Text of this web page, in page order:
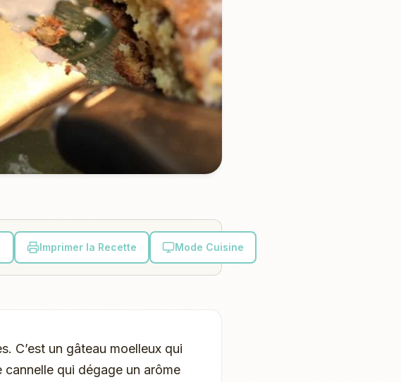
Imprimer la Recette Mode Cuisine
C’est un gâteau moelleux qui
qui dégage un arôme